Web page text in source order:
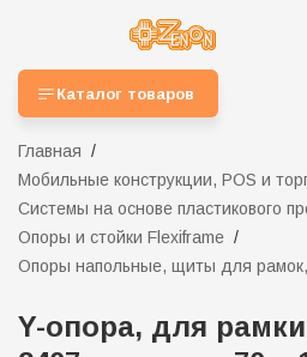
Каталог товаров
Главная
Мобильные конструкции, POS и
Системы на основе пластикового
Опоры и стойки Flexiframe
Опоры напольные, щиты для
Y-опора, для